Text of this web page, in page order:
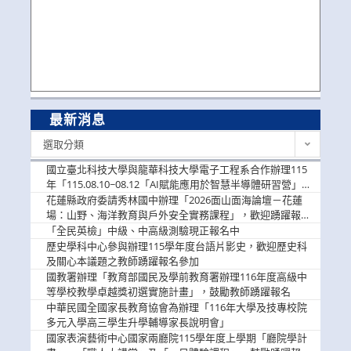
最新消息
選取分類
國立臺北科技大學與龍華科技大學電子工程系合作辦理115
年「115.08.10~08.12「AI賦能應用於智慧半導體研習營」，
歡迎學生踴躍報名參加
花蓮縣政府委請秀林國中辦理「2026面山面海論壇－花蓮
場：山野、海洋教育與戶外安全實務課程」，歡迎踴躍報名
參加
「全民英檢」中級、中高級測驗現正報名中
歷史學科中心參與辦理115學年度台語片影史，歡迎歷史科
及關心本議題之教師踴躍報名參加
國教署辦理「教育部國民及學前教育署辦理116年度高級中
等學校教學卓越獎初選實施計畫」，鼓勵教師踴躍報名
中華民國全國家長教育協會為辦理「116年大學及技專校院
多元入學高三學生升學輔導家長說明會」
國家表演藝術中心國家兩廳院115學年度上學期「廳院學計